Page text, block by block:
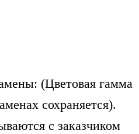
(Цветовая гамма
сохраняется).
с заказчиком